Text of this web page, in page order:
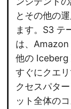
とその他の
ます。S3 テ
は、
他の Iceberg
すぐにクエ
クセスパタ
ット全体の